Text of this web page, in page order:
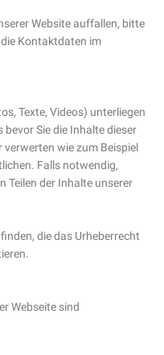
Website auffallen, bitte
Kontaktdaten im
Texte, Videos) unterliegen
Sie die Inhalte dieser
wie zum Beispiel
Falls notwendig,
Teilen der Inhalte unserer
die das Urheberrecht
Webseite sind